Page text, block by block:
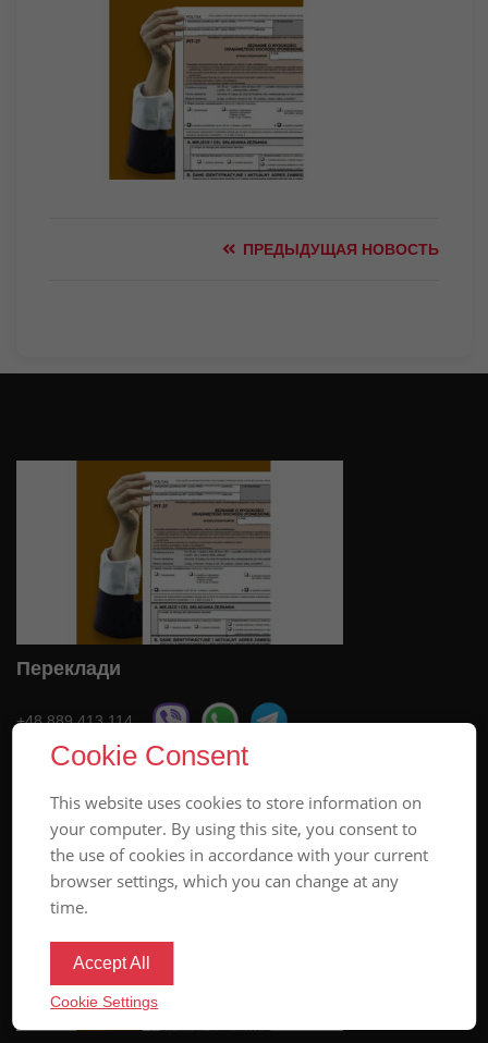
ПРЕДЫДУЩАЯ НОВОСТЬ
Переклади
+48 889 413 114
Cookie Consent
This website uses cookies to store information on
your computer. By using this site, you consent to
the use of cookies in accordance with your current
browser settings, which you can change at any
time.
Accept All
Cookie Settings